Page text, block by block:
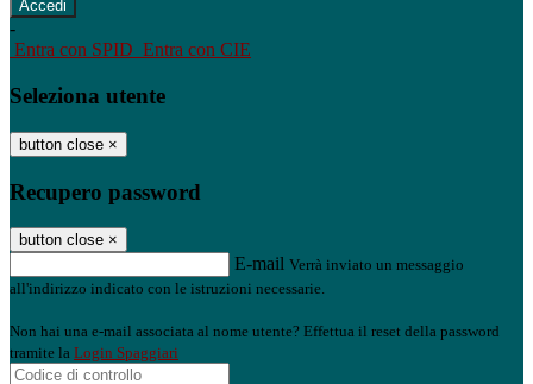
-
Entra con SPID Entra con CIE
Seleziona utente
button close ×
Recupero password
button close ×
E-mail Verrà inviato un messaggio
all'indirizzo indicato con le istruzioni necessarie.
Non hai una e-mail associata al nome utente? Effettua il reset della password
tramite la Login Spaggiari